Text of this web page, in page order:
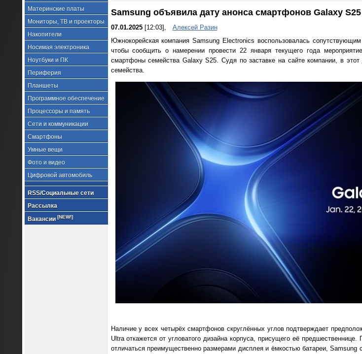
Материнские платы
Мониторы, ТВ и проекторы
Накопители
Носимая электроника
Ноутбуки и ПК
Периферия
Планшеты
Программное обеспечение
Процессоры и память
Сети и коммуникации
Смартфоны
Умные вещи
Фото и видео
Цифровой автомобиль
RSS/Социальные сети
Рассылка
Вакансии [NEW!]
Samsung объявила дату анонса смартфонов Galaxy
07.01.2025[12:03],
Алексей Разин
Южнокорейская компания Samsung Electronics воспользовалась
чтобы сообщить о намерении провести 22 января текущего года
смартфоны семейства Galaxy S25. Судя по заставке на сайте компании, в
семейства.
Наличие у всех четырёх смартфонов скруглённых углов подтверждает
Ultra откажется от угловатого дизайна корпуса, присущего её
отличаться преимущественно размерами дисплея и ёмкостью батареи, Samsung